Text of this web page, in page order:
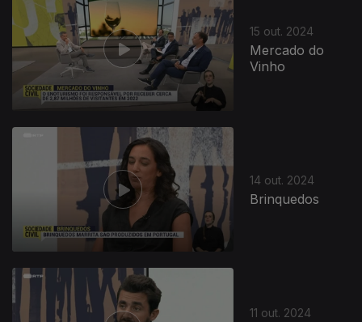
15 out. 2024
Mercado do
Vinho
14 out. 2024
Brinquedos
11 out. 2024